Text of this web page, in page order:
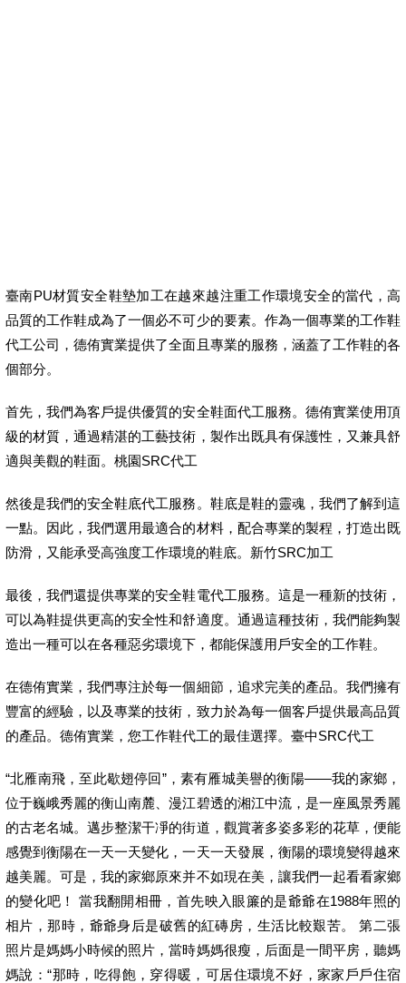
臺南PU材質安全鞋墊加工在越來越注重工作環境安全的當代，高
品質的工作鞋成為了一個必不可少的要素。作為一個專業的工作鞋
代工公司，德侑實業提供了全面且專業的服務，涵蓋了工作鞋的各
個部分。
首先，我們為客戶提供優質的安全鞋面代工服務。德侑實業使用頂
級的材質，通過精湛的工藝技術，製作出既具有保護性，又兼具舒
適與美觀的鞋面。桃園SRC代工
然後是我們的安全鞋底代工服務。鞋底是鞋的靈魂，我們了解到這
一點。因此，我們選用最適合的材料，配合專業的製程，打造出既
防滑，又能承受高強度工作環境的鞋底。新竹SRC加工
最後，我們還提供專業的安全鞋電代工服務。這是一種新的技術，
可以為鞋提供更高的安全性和舒適度。通過這種技術，我們能夠製
造出一種可以在各種惡劣環境下，都能保護用戶安全的工作鞋。
在德侑實業，我們專注於每一個細節，追求完美的產品。我們擁有
豐富的經驗，以及專業的技術，致力於為每一個客戶提供最高品質
的產品。德侑實業，您工作鞋代工的最佳選擇。臺中SRC代工
“北雁南飛，至此歇翅停回”，素有雁城美譽的衡陽——我的家鄉，
位于巍峨秀麗的衡山南麓、漫江碧透的湘江中流，是一座風景秀麗
的古老名城。邁步整潔干凈的街道，觀賞著多姿多彩的花草，便能
感覺到衡陽在一天一天變化，一天一天發展，衡陽的環境變得越來
越美麗。可是，我的家鄉原來并不如現在美，讓我們一起看看家鄉
的變化吧！ 當我翻開相冊，首先映入眼簾的是爺爺在1988年照的
相片，那時，爺爺身后是破舊的紅磚房，生活比較艱苦。 第二張
照片是媽媽小時候的照片，當時媽媽很瘦，后面是一間平房，聽媽
媽說：“那時，吃得飽，穿得暖，可居住環境不好，家家戶戶住宿